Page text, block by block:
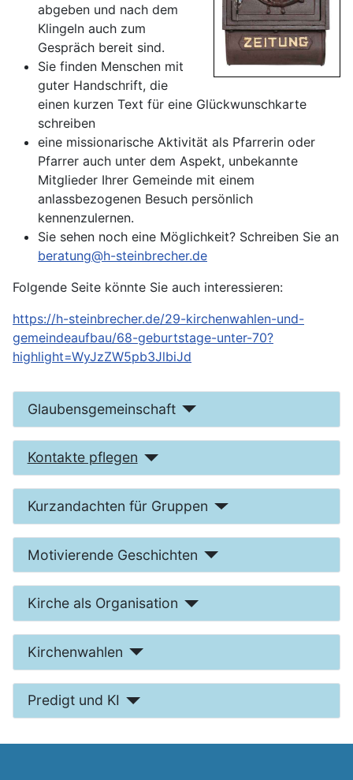
Glaubensgemeinschaft
Kontakte pflegen
Kurzandachten für Gruppen
Motivierende Geschichten
Kirche als Organisation
Kirchenwahlen
Predigt und KI
abgeben und nach dem
Klingeln auch zum
Gespräch bereit sind.
Sie finden Menschen mit
guter Handschrift, die
einen kurzen Text für eine Glückwunschkarte
schreiben
eine missionarische Aktivität als Pfarrerin oder
Pfarrer auch unter dem Aspekt, unbekannte
Mitglieder Ihrer Gemeinde mit einem
anlassbezogenen Besuch persönlich
kennenzulernen.
Sie sehen noch eine Möglichkeit? Schreiben Sie an
beratung@h-steinbrecher.de
Folgende Seite könnte Sie auch interessieren:
https://h-steinbrecher.de/29-kirchenwahlen-und-
gemeindeaufbau/68-geburtstage-unter-70?
highlight=WyJzZW5pb3JlbiJd